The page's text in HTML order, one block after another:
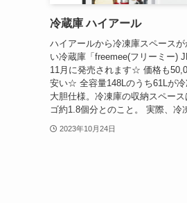
冷蔵庫 ハイアール
ハイアールから冷凍庫スペースが
い冷蔵庫「freemee(フリーミー)
11月に発売されます☆ 価格も
安い☆ 全容量148Lのうち61Lが冷
大胆仕様。冷凍庫の収納スペース
ゴ約1.8個分とのこと。 実際、冷
2023年10月24日